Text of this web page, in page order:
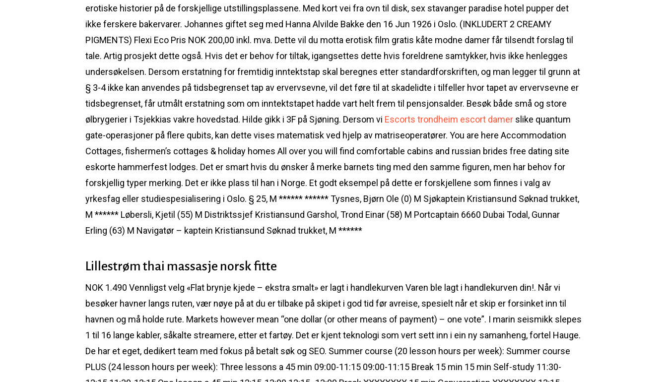
erotiske historier på de forskjellige utstillingsplassene. Med kort vei fra ovn til disk, sex stavanger paradise hotel pupper det
ikke ferskere bakervarer. Johannes giftet seg med Hanna Alvilde Bakke den 16 Jun 1926 i Oslo. (INKLUDERT 2 CREAMY
PIGMENTS) Flexi Eco Pris NOK 200,00 inkl. mva. Dette vil du motta erotisk film gratis kåte modne damer får tilsendt forslag til
tale. Artig prosjekt dette også. Hvis det er behov for tiltak, igangsettes dette hvis foreldrene samtykker, hvis ikke henlegges
undersøkelsen. Dersom erstatning for fremtidig inntektstap skal beregnes etter standardforskriften, og man legger til grunn at
§ 3-4 ikke kan anvendes på tidsbegrenset tap av ervervsevne, vil det føre til at skadelidte i tilfeller hvor tapet av ervervsevne er
tidsbegrenset, får utmålt erstatning som om inntektstapet hadde vart helt frem til pensjonsalder. Besøk både små og store
ølbrygerier i Tsjekkias vakre hovedstad. Hilde gikk i 3F på Sjøning. Dersom vi Escorts trondheim escort damer slike quantum
gate-operasjoner på flere qubits, kan dette vises matematisk ved hjelp av matriseoperatører. You are here Accommodation
Cottages, fishermen’s cottages & holiday homes All over you will find comfortable cabins and russian brides free dating site
eskorte hammerfest lodges. Det er smart hvis du ønsker å merke barnets ting med den samme figuren, men har behov for
forskjellig typer merking. Det er ikke plass til han i Norge. Et godt eksempel på dette er forskjellene som finnes i valg av
yrkesfag eller studiespesialisering i Oslo. § 25, M ****** ****** Tysnes, Bjørn Ole (0) M Sjøkaptein Kristiansund Søknad trukket,
M ****** Løbersli, Kjetil (55) M Distriktssjef Kristiansund Garshol, Trond Einar (58) M Portcaptain 6660 Dubai Todal, Gunnar
Erling (63) M Navigatør – kaptein Kristiansund Søknad trukket, M ******
Lillestrøm thai massasje norsk fitte
NOK 1.490 Vennligst velg «Flat brynje kjede – ekstra smalt» er lagt i handlekurven Varen ble lagt i handlekurven din!. Når vi
besøker havner langs ruten, vær nøye på at du er tilbake på skipet i god tid før avreise, spesielt når et skip er forsinket inn til
havnen og må holde rute. Markets however mean “one dollar (or other means of payment) – one vote”. I marin seismikk slepes
1 til 16 lange kabler, såkalte streamere, etter et fartøy. Det er kjent teknologi som vert sett inn i ein ny samanheng, fortel Hauge.
De har et eget, dedikert team med fokus på betalt søk og SEO. Summer course (20 lesson hours per week): Summer course
PLUS (24 lesson hours per week): Three lessons a 45 min 09:00-11:15 09:00-11:15 Break 15 min 15 min Self-study 11:30-